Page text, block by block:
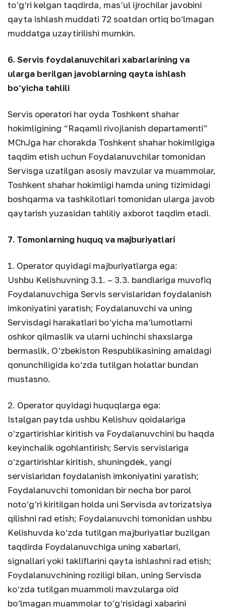
to‘g‘ri kelgan taqdirda, mas’ul ijrochilar javobini
qayta ishlash muddati 72 soatdan ortiq bo‘lmagan
muddatga uzaytirilishi mumkin.
6. Servis foydalanuvchilari xabarlarining va
ularga berilgan javoblarning qayta ishlash
bo‘yicha tahlili
Servis operatori har oyda Toshkent shahar
hokimligining “Raqamli rivojlanish departamenti”
MChJga har chorakda Toshkent shahar hokimligiga
taqdim etish uchun Foydalanuvchilar tomonidan
Servisga uzatilgan asosiy mavzular va muammolar,
Toshkent shahar hokimligi hamda uning tizimidagi
boshqarma va tashkilotlari tomonidan ularga javob
qaytarish yuzasidan tahliliy axborot taqdim etadi.
7. Tomonlarning huquq va majburiyatlari
1. Operator quyidagi majburiyatlarga ega:
Ushbu Kelishuvning 3.1. – 3.3. bandlariga muvofiq
Foydalanuvchiga Servis servislaridan foydalanish
imkoniyatini yaratish; Foydalanuvchi va uning
Servisdagi harakatlari bo‘yicha ma’lumotlarni
oshkor qilmaslik va ularni uchinchi shaxslarga
bermaslik, O‘zbekiston Respublikasining amaldagi
qonunchiligida ko‘zda tutilgan holatlar bundan
mustasno.
2. Operator quyidagi huquqlarga ega:
Istalgan paytda ushbu Kelishuv qoidalariga
o‘zgartirishlar kiritish va Foydalanuvchini bu haqda
keyinchalik ogohlantirish; Servis servislariga
o‘zgartirishlar kiritish, shuningdek, yangi
servislaridan foydalanish imkoniyatini yaratish;
Foydalanuvchi tomonidan bir necha bor parol
noto‘g‘ri kiritilgan holda uni Servisda avtorizatsiya
qilishni rad etish; Foydalanuvchi tomonidan ushbu
Kelishuvda ko‘zda tutilgan majburiyatlar buzilgan
taqdirda Foydalanuvchiga uning xabarlari,
signallari yoki takliflarini qayta ishlashni rad etish;
Foydalanuvchining roziligi bilan, uning Servisda
ko‘zda tutilgan muammoli mavzularga oid
bo‘lmagan muammolar to‘g‘risidagi xabarini